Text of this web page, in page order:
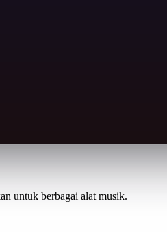
untuk berbagai alat musik.